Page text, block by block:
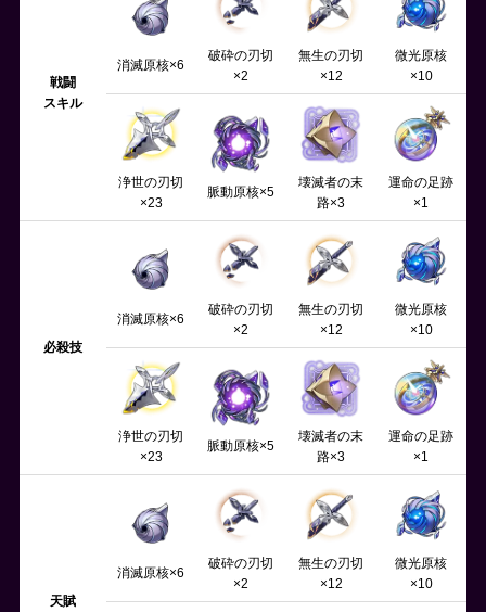
戦闘
スキル
消滅原核×6
破砕の刃切
×2
無生の刃切
×12
微光原核
×10
浄世の刃切
×23
脈動原核×5
壊滅者の末
路×3
運命の足跡
×1
必殺技
消滅原核×6
破砕の刃切
×2
無生の刃切
×12
微光原核
×10
浄世の刃切
×23
脈動原核×5
壊滅者の末
路×3
運命の足跡
×1
天賦
消滅原核×6
破砕の刃切
×2
無生の刃切
×12
微光原核
×10